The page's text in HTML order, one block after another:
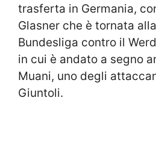
trasferta in Germania,
Glasner che è tornata
Bundesliga contro il
in cui è andato a segno
Muani, uno degli
Giuntoli.